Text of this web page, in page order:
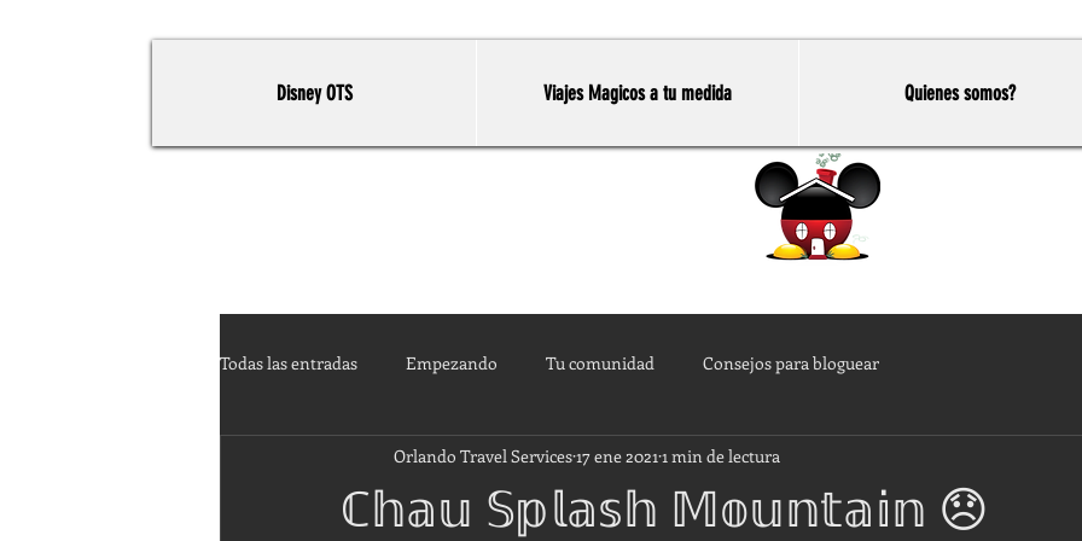
Disney OTS Viajes Magicos a tu medida Quienes somos?
Todas las entradas Empezando Tu comunidad Consejos para bloguear
ℂ𝕙𝕒𝕦 𝕊𝕡𝕝𝕒𝕤𝕙 𝕄𝕠𝕦𝕟𝕥𝕒𝕚𝕟 😞
Orlando Travel Services17 ene 2021 1 min de lectura